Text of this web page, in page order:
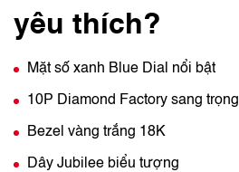
yêu thích?
Mặt số xanh Blue Dial nổi bật
10P Diamond Factory sang trọng
Bezel vàng trắng 18K
Dây Jubilee biểu tượng